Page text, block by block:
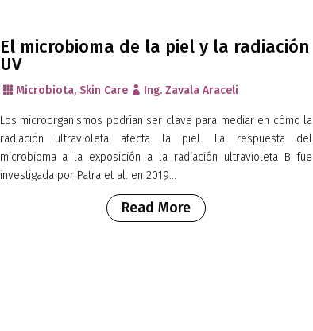
El microbioma de la piel y la radiación
UV
 Microbiota, Skin Care  Ing. Zavala Araceli
Los microorganismos podrían ser clave para mediar en cómo la
radiación ultravioleta afecta la piel. La respuesta del
microbioma a la exposición a la radiación ultravioleta B fue
investigada por Patra et al. en 2019...
Read More